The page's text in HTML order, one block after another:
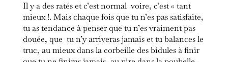
Il y a des ratés et c’est normal voire, c’est « tant
mieux !. Mais chaque fois que tu n’es pas satisfaite,
tu as tendance à penser que tu n’es vraiment pas
douée, que tu n’y arriveras jamais et tu balances le
truc, au mieux dans la corbeille des bidules à finir